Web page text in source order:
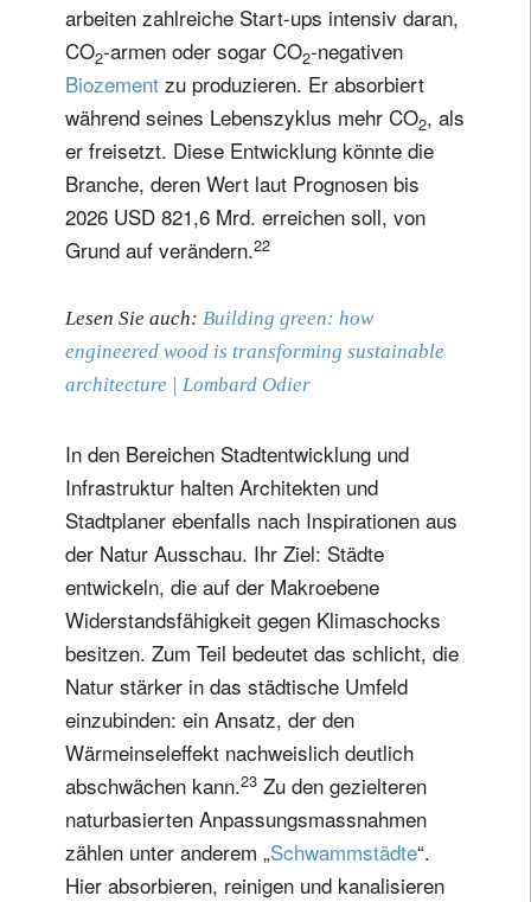
arbeiten zahlreiche Start-ups intensiv daran,
CO2-armen oder sogar CO2-negativen
Biozement zu produzieren. Er absorbiert
während seines Lebenszyklus mehr CO2, als
er freisetzt. Diese Entwicklung könnte die
Branche, deren Wert laut Prognosen bis
2026 USD 821,6 Mrd. erreichen soll, von
Grund auf verändern.22
Lesen Sie auch: Building green: how
engineered wood is transforming sustainable
architecture | Lombard Odier
In den Bereichen Stadtentwicklung und
Infrastruktur halten Architekten und
Stadtplaner ebenfalls nach Inspirationen aus
der Natur Ausschau. Ihr Ziel: Städte
entwickeln, die auf der Makroebene
Widerstandsfähigkeit gegen Klimaschocks
besitzen. Zum Teil bedeutet das schlicht, die
Natur stärker in das städtische Umfeld
einzubinden: ein Ansatz, der den
Wärmeinseleffekt nachweislich deutlich
abschwächen kann.23 Zu den gezielteren
naturbasierten Anpassungsmassnahmen
zählen unter anderem „Schwammstädte“.
Hier absorbieren, reinigen und kanalisieren